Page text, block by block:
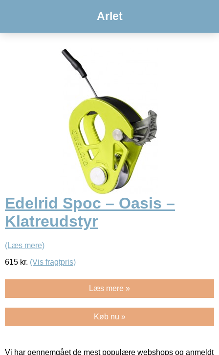
Arlet
Edelrid Spoc – Oasis –
Klatreudstyr
(Læs mere)
615 kr. (Vis fragtpris)
Læs mere »
Køb nu »
Vi har gennemgået de mest populære webshops og anmeldt